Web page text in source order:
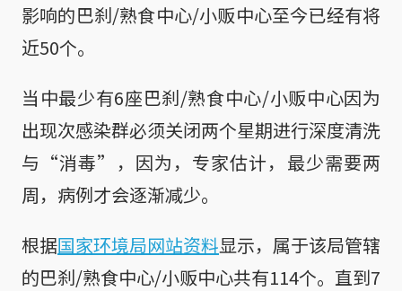
影响的巴刹/熟食中心/小贩中心至今已经有将
近50个。
当中最少有6座巴刹/熟食中心/小贩中心因为
出现次感染群必须关闭两个星期进行深度清洗
与“消毒”，因为，专家估计，最少需要两
周，病例才会逐渐减少。
根据国家环境局网站资料显示，属于该局管辖
的巴刹/熟食中心/小贩中心共有114个。直到7